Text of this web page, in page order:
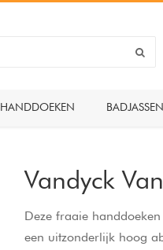
HANDDOEKEN BADJASSEN
Vandyck
Deze fraaie
een uitzonderlijk hoog